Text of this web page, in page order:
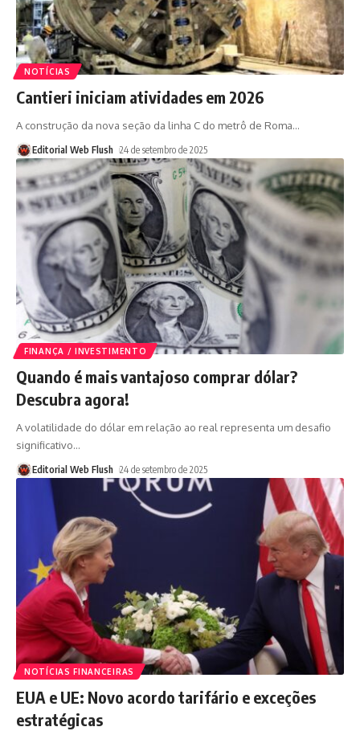
NOTÍCIAS
Cantieri iniciam atividades em 2026
A construção da nova seção da linha C do metrô de Roma…
Editorial Web Flush 24 de setembro de 2025
FINANÇA / INVESTIMENTO
Quando é mais vantajoso comprar dólar?
Descubra agora!
A volatilidade do dólar em relação ao real representa um desafio
significativo…
Editorial Web Flush 24 de setembro de 2025
NOTÍCIAS FINANCEIRAS
EUA e UE: Novo acordo tarifário e exceções
estratégicas